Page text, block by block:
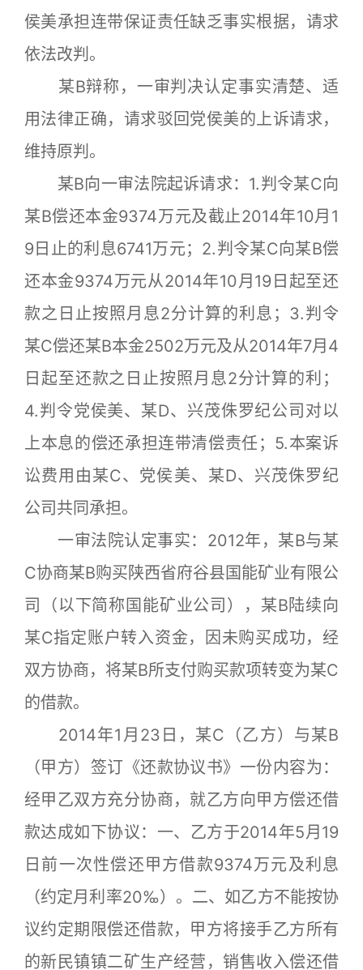
侯美承担连带保证责任缺乏事实根据，请求
依法改判。
某B辩称，一审判决认定事实清楚、适
用法律正确，请求驳回党侯美的上诉请求，
维持原判。
某B向一审法院起诉请求：1.判令某C向
某B偿还本金9374万元及截止2014年10月1
9日止的利息6741万元；2.判令某C向某B偿
还本金9374万元从2014年10月19日起至还
款之日止按照月息2分计算的利息；3.判令
某C偿还某B本金2502万元及从2014年7月4
日起至还款之日止按照月息2分计算的利；
4.判令党侯美、某D、兴茂侏罗纪公司对以
上本息的偿还承担连带清偿责任；5.本案诉
讼费用由某C、党侯美、某D、兴茂侏罗纪
公司共同承担。
一审法院认定事实：2012年，某B与某
C协商某B购买陕西省府谷县国能矿业有限公
司（以下简称国能矿业公司），某B陆续向
某C指定账户转入资金，因未购买成功，经
双方协商，将某B所支付购买款项转变为某C
的借款。
2014年1月23日，某C（乙方）与某B
（甲方）签订《还款协议书》一份内容为：
经甲乙双方充分协商，就乙方向甲方偿还借
款达成如下协议：一、乙方于2014年5月19
日前一次性偿还甲方借款9374万元及利息
（约定月利率20‰）。二、如乙方不能按协
议约定期限偿还借款，甲方将接手乙方所有
的新民镇镇二矿生产经营，销售收入偿还借